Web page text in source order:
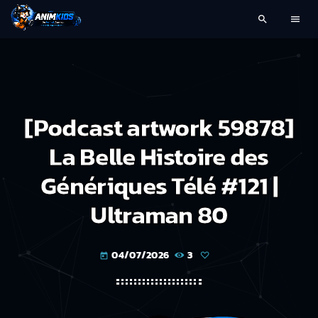
search menu
[Podcast artwork 59878]
La Belle Histoire des
Génériques Télé #121 |
Ultraman 80
today 04/07/2026 3